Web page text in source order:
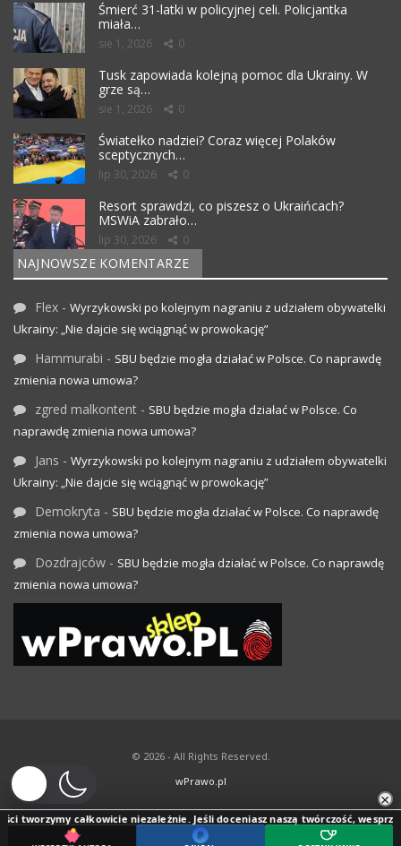
Śmierć 31-latki w policyjnej celi. Policjantka
miała…
sie 1, 2026 0
Tusk zapowiada kolejną pomoc dla Ukrainy. W
grze są…
sie 1, 2026 0
Światełko nadziei? Coraz więcej Polaków
sceptycznych…
lip 30, 2026 0
Resort sprawdzi, co piszesz o Ukraińcach?
MSWiA zabrało…
lip 30, 2026 0
NAJNOWSZE KOMENTARZE
Flex - Wyrzykowski po kolejnym nagraniu z udziałem obywatelki
Ukrainy: „Nie dajcie się wciągnąć w prowokację”
Hammurabi - SBU będzie mogła działać w Polsce. Co naprawdę
zmienia nowa umowa?
zgred malkontent - SBU będzie mogła działać w Polsce. Co
naprawdę zmienia nowa umowa?
Jans - Wyrzykowski po kolejnym nagraniu z udziałem obywatelki
Ukrainy: „Nie dajcie się wciągnąć w prowokację”
Demokryta - SBU będzie mogła działać w Polsce. Co naprawdę
zmienia nowa umowa?
Dozdrajców - SBU będzie mogła działać w Polsce. Co naprawdę
zmienia nowa umowa?
© 2026 - All Rights Reserved.
wPrawo.pl
×
tworzymy całkowicie niezależnie. Jeśli doceniasz naszą twórczość, wesprzyj